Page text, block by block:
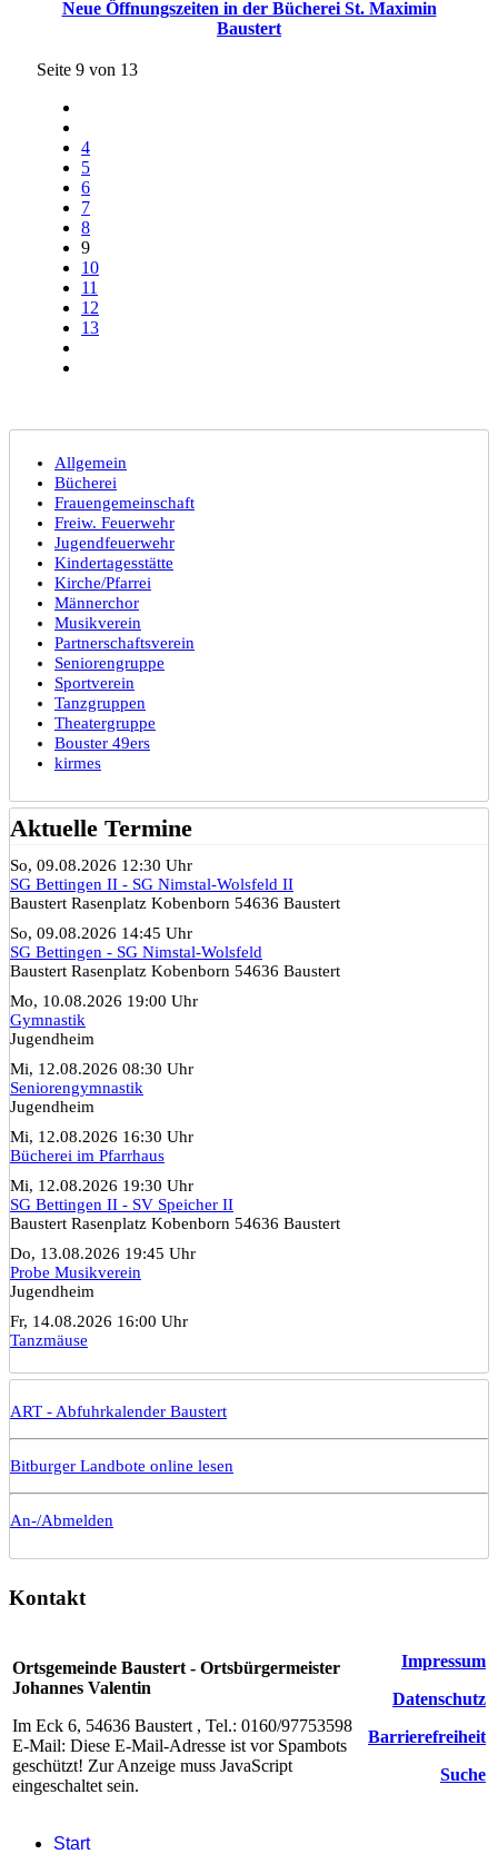
Neue Öffnungszeiten in der Bücherei St. Maximin
Baustert
Seite 9 von 13
4
5
6
7
8
9
10
11
12
13
Allgemein
Bücherei
Frauengemeinschaft
Freiw. Feuerwehr
Jugendfeuerwehr
Kindertagesstätte
Kirche/Pfarrei
Männerchor
Musikverein
Partnerschaftsverein
Seniorengruppe
Sportverein
Tanzgruppen
Theatergruppe
Bouster 49ers
kirmes
Aktuelle Termine
So, 09.08.2026 12:30 Uhr
SG Bettingen II - SG Nimstal-Wolsfeld II
Baustert Rasenplatz Kobenborn 54636 Baustert
So, 09.08.2026 14:45 Uhr
SG Bettingen - SG Nimstal-Wolsfeld
Baustert Rasenplatz Kobenborn 54636 Baustert
Mo, 10.08.2026 19:00 Uhr
Gymnastik
Jugendheim
Mi, 12.08.2026 08:30 Uhr
Seniorengymnastik
Jugendheim
Mi, 12.08.2026 16:30 Uhr
Bücherei im Pfarrhaus
Mi, 12.08.2026 19:30 Uhr
SG Bettingen II - SV Speicher II
Baustert Rasenplatz Kobenborn 54636 Baustert
Do, 13.08.2026 19:45 Uhr
Probe Musikverein
Jugendheim
Fr, 14.08.2026 16:00 Uhr
Tanzmäuse
ART - Abfuhrkalender Baustert
Bitburger Landbote online lesen
An-/Abmelden
Kontakt
Ortsgemeinde Baustert - Ortsbürgermeister
Johannes Valentin
Im Eck 6, 54636 Baustert , Tel.: 0160/97753598
E-Mail: Diese E-Mail-Adresse ist vor Spambots
geschützt! Zur Anzeige muss JavaScript
eingeschaltet sein.
Impressum
Datenschutz
Barrierefreiheit
Suche
Start